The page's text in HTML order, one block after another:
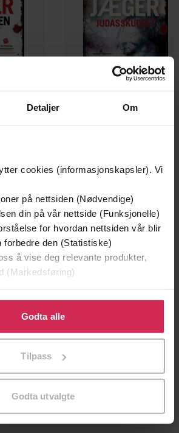
Detaljer Om
cookies (informasjonskapsler). Vi
på nettsiden (Nødvendige)
din på vår nettside (Funksjonelle)
for hvordan nettsiden vår blir
forbedre den (Statistiske)
å vise deg relevante produkter,
(Markedsføring)
for å gi oss ditt samtykke til å
disse formålene. Du kan også
til spesifikke formål ved å klikke
Godta alle
Tilpass
Godta utvalgte
Jørgen Jæger
guide to finding your
and reading the tarot
og livsstil Dokumentar og fakta